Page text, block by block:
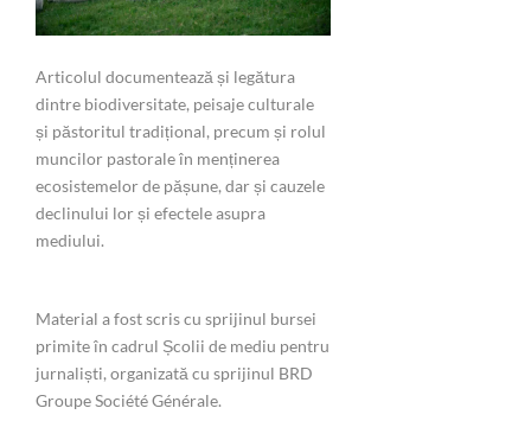
Articolul documentează și legătura
dintre biodiversitate, peisaje culturale
și păstoritul tradițional, precum și rolul
muncilor pastorale în menținerea
ecosistemelor de pășune, dar și cauzele
declinului lor și efectele asupra
mediului.
Material a fost scris cu sprijinul bursei
primite în cadrul Școlii de mediu pentru
jurnaliști, organizată cu sprijinul BRD
Groupe Société Générale.